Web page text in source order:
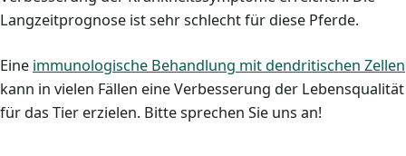
Langzeitprognose ist sehr schlecht für diese Pferde.
Eine immunologische Behandlung mit dendritischen Zellen
kann in vielen Fällen eine Verbesserung der Lebensqualität
für das Tier erzielen. Bitte sprechen Sie uns an!